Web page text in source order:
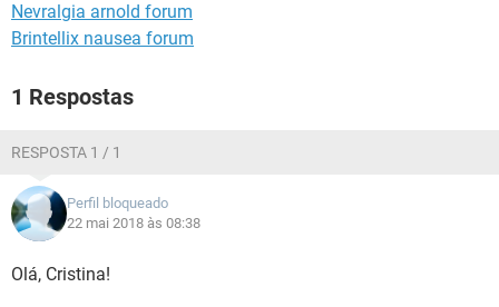
Nevralgia arnold forum
Brintellix nausea forum
1 Respostas
RESPOSTA 1 / 1
Perfil bloqueado
22 mai 2018 às 08:38
Olá, Cristina!